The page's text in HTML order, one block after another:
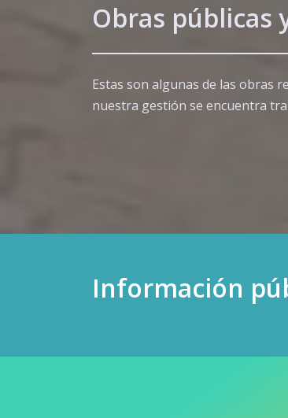
Obras públicas
Estas son algunas de las obras
nuestra gestión se encuentra
Información